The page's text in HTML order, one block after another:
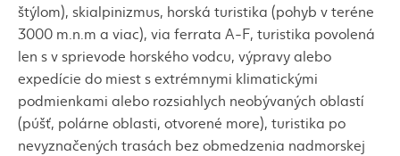
štýlom), skialpinizmus, horská turistika (pohyb v teréne
3000 m.n.m a viac), via ferrata A-F, turistika povolená
len s v sprievode horského vodcu, výpravy alebo
expedície do miest s extrémnymi klimatickými
podmienkami alebo rozsiahlych neobývaných oblastí
(púšť, polárne oblasti, otvorené more), turistika po
nevyznačených trasách bez obmedzenia nadmorskej